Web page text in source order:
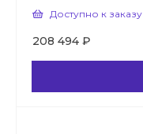
Доступно к заказу
208 494 ₽